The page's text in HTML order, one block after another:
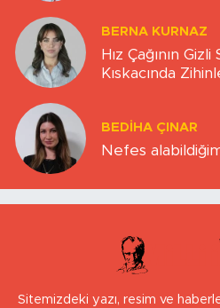
BERNA KURNAZ
Hız Çağının Gizli
Kıskacında
BEDIHA ÇINAR
Nefes
Sitemizdeki yazı, resim ve